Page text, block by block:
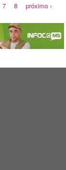
7 8
próximo ›